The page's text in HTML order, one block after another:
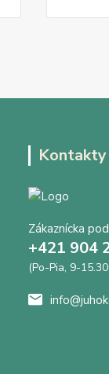
Kontakty
Zákaznícka
+421 904
(Po-Pia, 9-